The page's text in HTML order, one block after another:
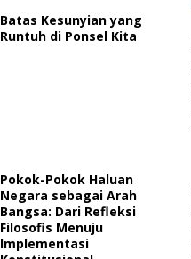
Batas Kesunyian yang
Runtuh di Ponsel Kita
Pokok-Pokok Haluan
Negara sebagai Arah
Bangsa: Dari Refleksi
Filosofis Menuju
Implementasi